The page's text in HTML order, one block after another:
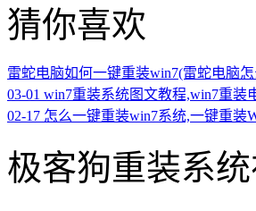
猜你喜欢
雷蛇电脑如何一键重装win7(雷蛇电脑
03-01 win7重装系统图文教程,win7重装
02-17 怎么一键重装win7系统,一键重装
极客狗重装系